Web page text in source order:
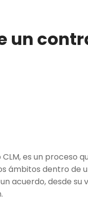
un
es un proceso
ámbitos dentro de
acuerdo, desde su